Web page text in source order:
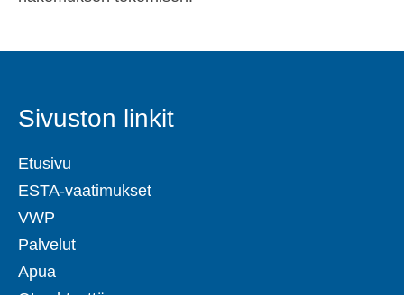
Sivuston linkit
Etusivu
ESTA-vaatimukset
VWP
Palvelut
Apua